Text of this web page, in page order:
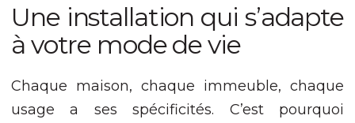
Une installation qui s’adapte
à votre mode de vie
Chaque maison, chaque immeuble, chaque
usage a ses spécificités. C’est pourquoi
sont pas
facultatifs. Ils
sont nécessaires
fonctionnement
du site Web.